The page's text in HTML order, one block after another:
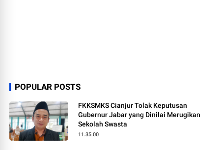
POPULAR POSTS
FKKSMKS Cianjur Tolak Keputusan
Gubernur Jabar yang Dinilai Merugikan
Sekolah Swasta
11.35.00